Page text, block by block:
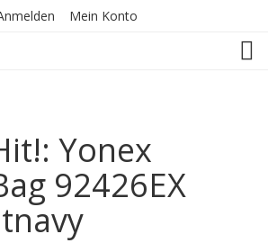
Mein Konto
Yonex
92426EX